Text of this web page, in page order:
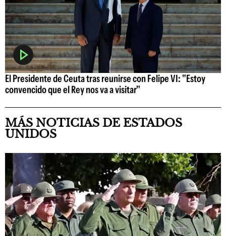
El Presidente de Ceuta tras reunirse con Felipe VI: "Estoy
convencido que el Rey nos va a visitar"
MÁS NOTICIAS DE ESTADOS
UNIDOS